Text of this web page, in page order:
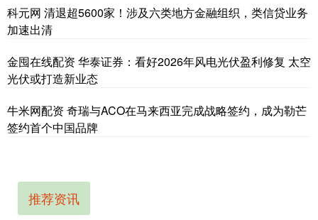
科元网 清退超5600家！涉及六类地方金融组织，类信贷业务
加速出清
金囤在线配资 华泰证券：看好2026年风电光伏盈利修复 太空
光伏或打造新业态
牛米网配资 奇瑞与ACO在马来西亚完成战略签约，成为勒芒
签约首个中国品牌
推荐资讯